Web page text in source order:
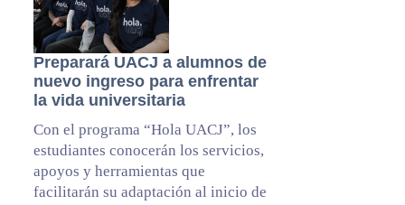
Preparará UACJ a alumnos de
nuevo ingreso para enfrentar
la vida universitaria
Con el programa “Hola UACJ”, los
estudiantes conocerán los servicios,
apoyos y herramientas que
facilitarán su adaptación al inicio de